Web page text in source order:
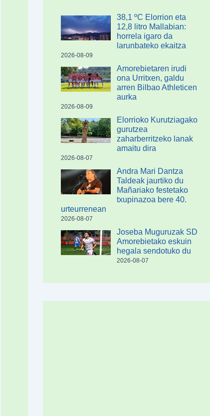
38,1 ºC Elorrion eta
12,8 litro Mallabian:
horrela igaro da
larunbateko ekaitza
2026-08-09
Amorebietaren irudi
ona Urritxen, galdu
arren Bilbao Athleticen
aurka
2026-08-09
Elorrioko Kurutziagako
gurutzea
zaharberritzeko lanak
amaitu dira
2026-08-07
Andra Mari Dantza
Taldeak jaurtiko du
Mañariako festetako
txupinazoa bere 40.
urteurrenean
2026-08-07
Joseba Muguruzak SD
Amorebietako eskuin
hegala sendotuko du
2026-08-07